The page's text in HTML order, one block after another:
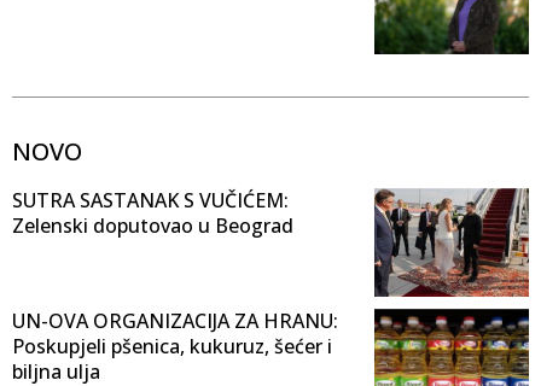
NOVO
SUTRA SASTANAK S VUČIĆEM:
Zelenski doputovao u Beograd
UN-OVA ORGANIZACIJA ZA HRANU:
Poskupjeli pšenica, kukuruz, šećer i
biljna ulja